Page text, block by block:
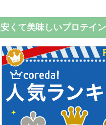
安くて美味しいプロテイン